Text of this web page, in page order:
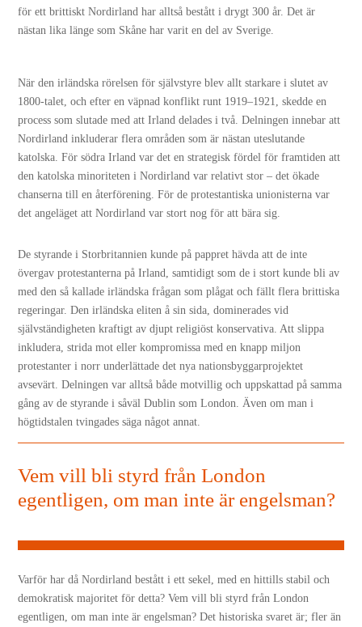
för ett brittiskt Nordirland har alltså bestått i drygt 300 år. Det är
nästan lika länge som Skåne har varit en del av Sverige.
När den irländska rörelsen för självstyre blev allt starkare i slutet av
1800-talet, och efter en väpnad konflikt runt 1919–1921, skedde en
process som slutade med att Irland delades i två. Delningen innebar att
Nordirland inkluderar flera områden som är nästan uteslutande
katolska. För södra Irland var det en strategisk fördel för framtiden att
den katolska minoriteten i Nordirland var relativt stor – det ökade
chanserna till en återförening. För de protestantiska unionisterna var
det angeläget att Nordirland var stort nog för att bära sig.
De styrande i Storbritannien kunde på pappret hävda att de inte
övergav protestanterna på Irland, samtidigt som de i stort kunde bli av
med den så kallade irländska frågan som plågat och fällt flera brittiska
regeringar. Den irländska eliten å sin sida, dominerades vid
självständigheten kraftigt av djupt religiöst konservativa. Att slippa
inkludera, strida mot eller kompromissa med en knapp miljon
protestanter i norr underlättade det nya nationsbyggarprojektet
avsevärt. Delningen var alltså både motvillig och uppskattad på samma
gång av de styrande i såväl Dublin som London. Även om man i
högtidstalen tvingades säga något annat.
Vem vill bli styrd från London
egentligen, om man inte är engelsman?
Varför har då Nordirland bestått i ett sekel, med en hittills stabil och
demokratisk majoritet för detta? Vem vill bli styrd från London
egentligen, om man inte är engelsman? Det historiska svaret är; fler än